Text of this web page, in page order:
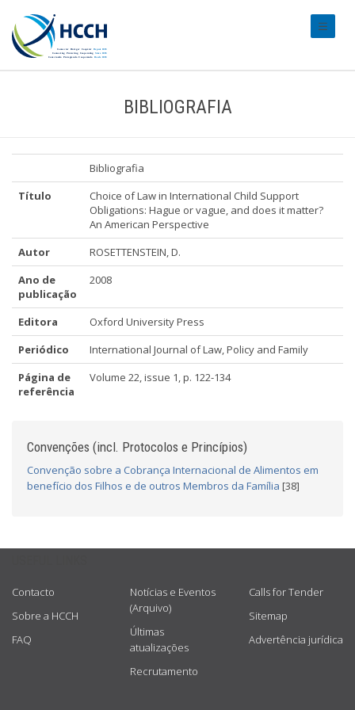
BIBLIOGRAFIA
Bibliografia
Título
Choice of Law in International Child Support
Obligations: Hague or vague, and does it matter?
An American Perspective
Autor
ROSETTENSTEIN, D.
Ano de
publicação
2008
Editora
Oxford University Press
Periódico
International Journal of Law, Policy and Family
Página de
referência
Volume 22, issue 1, p. 122-134
Convenções (incl. Protocolos e Princípios)
Convenção sobre a Cobrança Internacional de Alimentos em
benefício dos Filhos e de outros Membros da Família [38]
Contacto
Sobre a HCCH
FAQ
Notícias e Eventos
(Arquivo)
Últimas
atualizações
Recrutamento
Calls for Tender
Sitemap
Advertência jurídica